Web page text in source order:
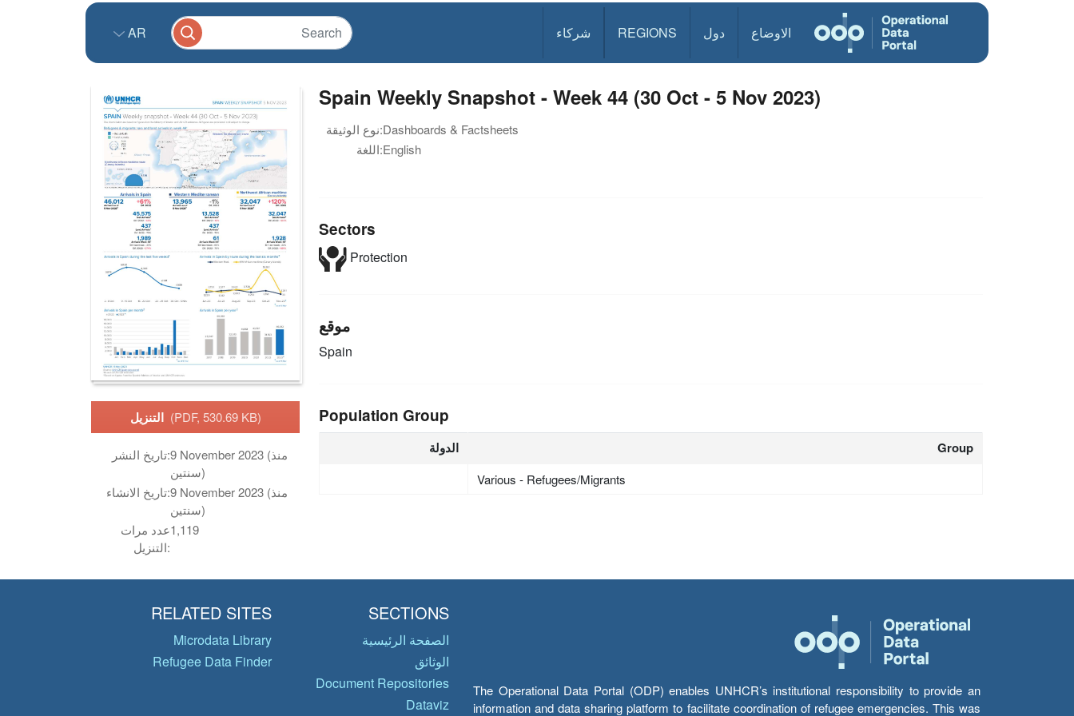
الاوضاع دول REGIONS شركاء AR
التنزيل (PDF, 530.69 KB)
تاريخ النشر:9 November 2023 (منذ
سنتين)
تاريخ الانشاء:9 November 2023 (منذ
سنتين)
عدد مرات
التنزيل:
1,119
Spain Weekly Snapshot - Week 44 (30 Oct - 5 Nov 2023)
نوع الوثيقة:Dashboards & Factsheets
اللغة:English
Sectors
Protection
موقع
Spain
Population Group
الدولة Group
Various - Refugees/Migrants
The Operational Data Portal (ODP) enables UNHCR’s institutional responsibility to provide an
information and data sharing platform to facilitate coordination of refugee emergencies. This was
SECTIONS
الصفحة الرئيسية
الوثائق
Document Repositories
Dataviz
RELATED SITES
Microdata Library
Refugee Data Finder